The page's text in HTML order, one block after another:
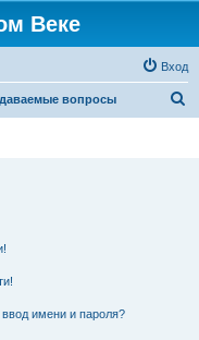
Веке
Вход
вопросы
имени и пароля?